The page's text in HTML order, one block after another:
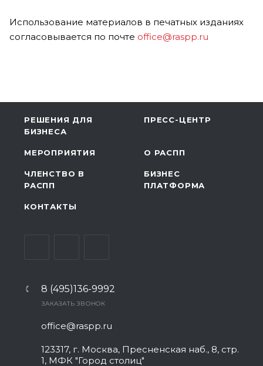
Использование материалов в печатных изданиях
согласовывается по почте office@raspp.ru
РЕШЕНИЯ ДЛЯ
БИЗНЕСА
ПРЕСС-ЦЕНТР
МЕРОПРИЯТИЯ О РАСПП
ЧЛЕНСТВО В
РАСПП
БИЗНЕС
ПЛАТФОРМА
КОНТАКТЫ
8 (495)136-9992
ЗАКАЗАТЬ ЗВОНОК
office@raspp.ru
123317, г. Москва, Пресненская наб., 8, стр.
1, МФК "Город столиц"